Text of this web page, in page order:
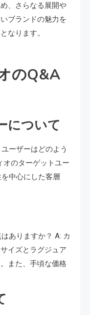
、さらなる展開や
ブランドの魅力を
なります。
のQ&A
について
ーザーはどのよう
オのターゲットユー
中心にした客層
ありますか？ A: カ
イズとラグジュア
また、手頃な価格